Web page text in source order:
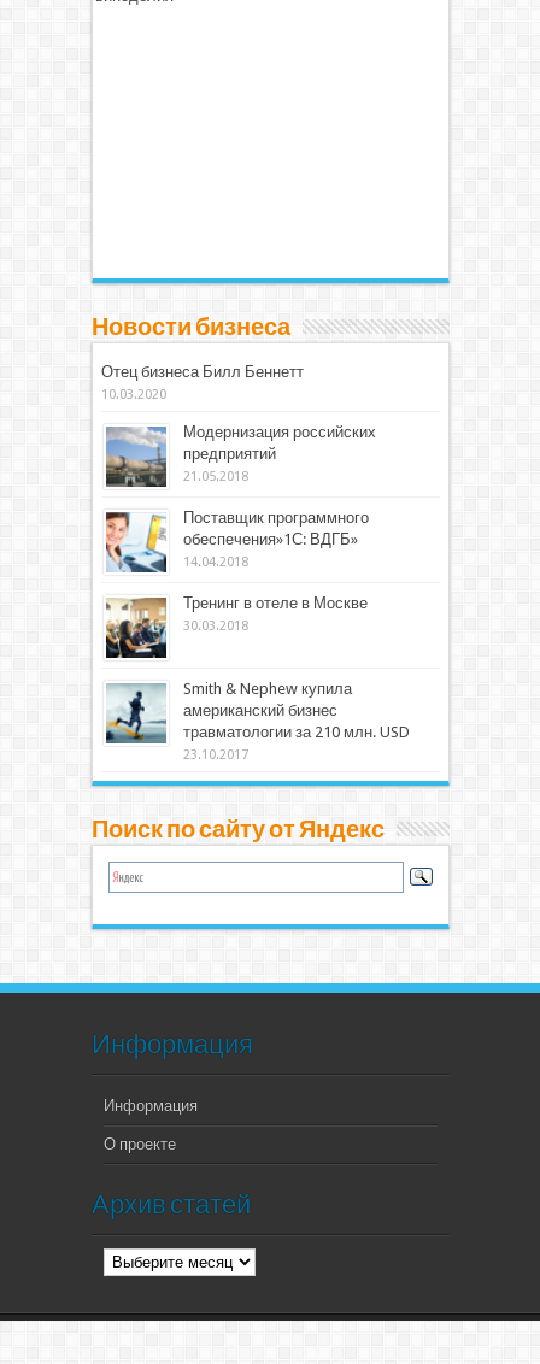
Новости бизнеса
Отец бизнеса Билл Беннетт
10.03.2020
Модернизация российских
предприятий
21.05.2018
Поставщик программного
обеспечения»1С: ВДГБ»
14.04.2018
Тренинг в отеле в Москве
30.03.2018
Smith & Nephew купила
американский бизнес
травматологии за 210 млн. USD
23.10.2017
Поиск по сайту от Яндекс
Информация
Информация
О проекте
Архив статей
Архив
статей